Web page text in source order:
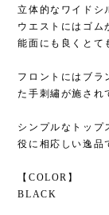
立体的なワイドシ
ウエストにはゴム
能面にも良くとて
フロントにはブラ
た手刺繡が施され
シンプルなトップ
役に相応しい逸品
【COLOR】
BLACK